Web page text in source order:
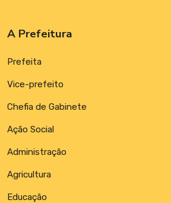
A Prefeitura
Prefeita
Vice-prefeito
Chefia de Gabinete
Ação Social
Administração
Agricultura
Educação